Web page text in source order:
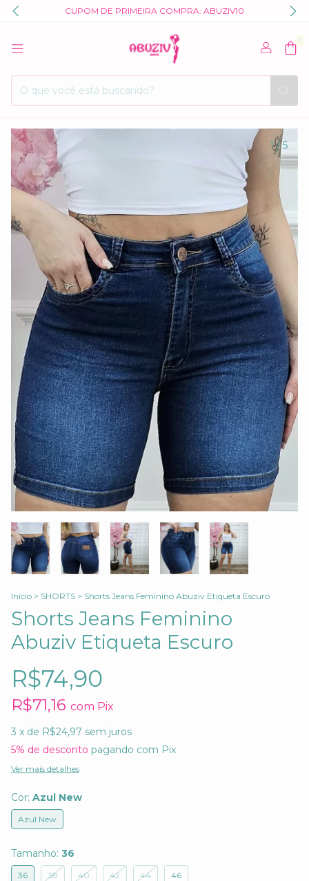
CUPOM DE PRIMEIRA COMPRA: ABUZIV10
1/5
Início > SHORTS > Shorts Jeans Feminino Abuziv Etiqueta Escuro
Shorts Jeans Feminino
Abuziv Etiqueta Escuro
R$74,90
R$71,16 com Pix
3 x de R$24,97 sem juros
5% de desconto pagando com Pix
Ver mais detalhes
Cor: Azul New
Azul New
Tamanho: 36
36 38 40 42 44 46